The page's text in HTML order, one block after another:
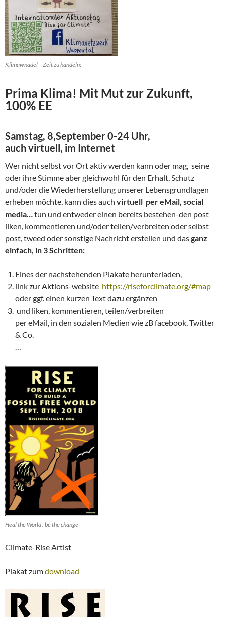
Klimawnadel – Zeit zu handeln!
Prima Klima! Mit Mut zur Zukunft,
100% EE
Samstag, 8,September 0-24 Uhr,
auch virtuell, im Internet
Wer nicht selbst vor Ort aktiv werden kann oder mag, seine
oder ihre Stimme aber gleichwohl für den Erhalt, Schutz
und/oder die Wiederherstellung unserer Lebensgrundlagen
erheben möchte, kann dies auch virtuell per eMail, social
media…tun und entweder einen bereits bestehen-den post
liken, kommentieren und/oder teilen/verbreiten oder selbst
post, tweed oder sonstige Nachricht erstellen und dasganz
einfach, in 3 Schritten:
Eines der nachstehenden Plakate herunterladen,
link zur Aktions-website https://riseforclimate.org/#map
oder ggf. einen kurzen Text dazu ergänzen
und liken, kommentieren, teilen/verbreiten
per eMail, in den sozialen Medien wie zB facebook, Twitter
& Co.
…
Heal the World . be the change
Climate-Rise Artist
Plakat zumdownload